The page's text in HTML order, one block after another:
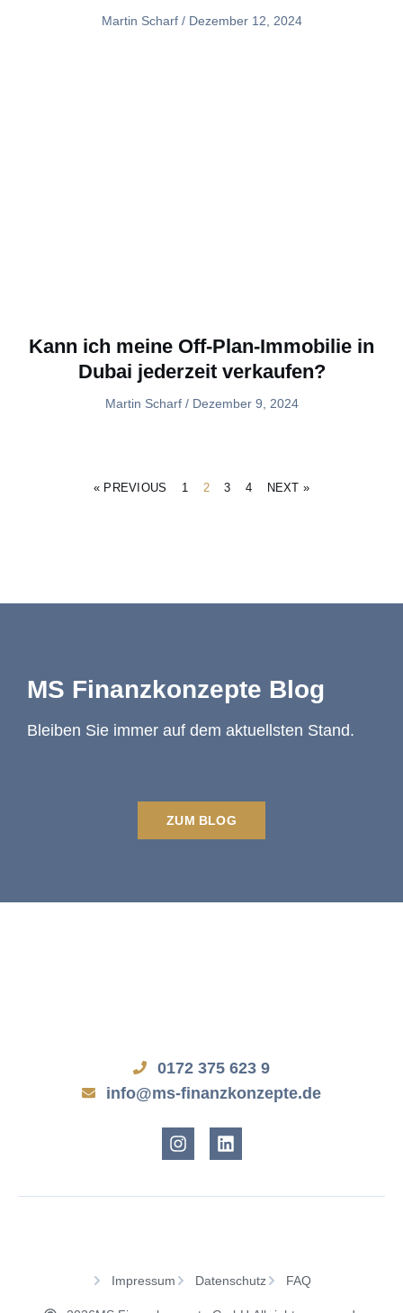
Martin Scharf Dezember 12, 2024
Kann ich meine Off-Plan-Immobilie in
Dubai jederzeit verkaufen?
Martin Scharf Dezember 9, 2024
« PREVIOUS 1 2 3 4 NEXT »
MS Finanzkonzepte Blog
Bleiben Sie immer auf dem aktuellsten Stand.
ZUM BLOG
0172 375 623 9
info@ms-finanzkonzepte.de
Impressum Datenschutz FAQ